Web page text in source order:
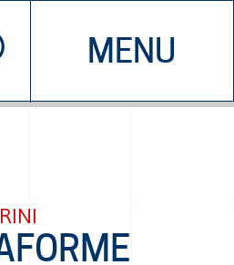
MENU
CHI SIAMO
EDDYBURG